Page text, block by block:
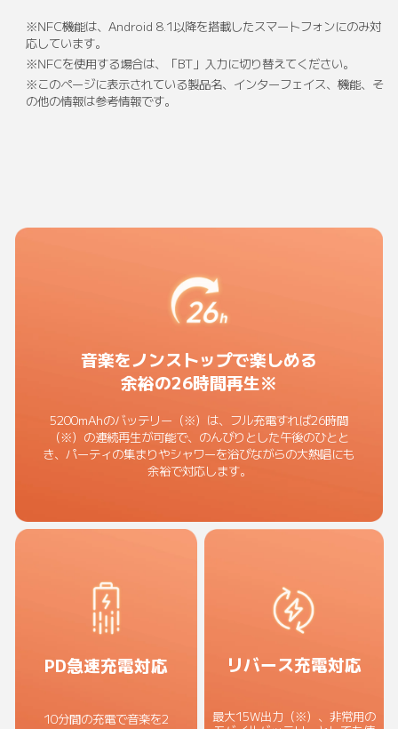
※NFC機能は、Android 8.1以降を搭載したスマートフォンにのみ対
応しています。
※NFCを使用する場合は、「BT」入力に切り替えてください。
※このページに表示されている製品名、インターフェイス、機能、そ
の他の情報は参考情報です。
音楽をノンストップで楽しめる
余裕の26時間再生※
5200mAhのバッテリー（※）は、フル充電すれば26時間
（※）の連続再生が可能で、のんびりとした午後のひとと
き、パーティの集まりやシャワーを浴びながらの大熱唱にも
余裕で対応します。
PD急速充電対応
10分間の充電で音楽を2
リバース充電対応
最大15W出力（※）、非常用の